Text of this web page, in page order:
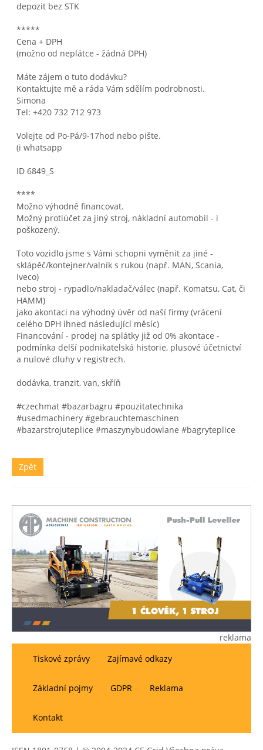
depozit bez STK
*****
Cena + DPH
(možno od neplátce - žádná DPH)
Máte zájem o tuto dodávku?
Kontaktujte mě a ráda Vám sdělím podrobnosti.
Simona
Tel: +420 732 712 973
Volejte od Po-Pá/9-17hod nebo pište.
(i whatsapp
ID 6849_S
****
Možno výhodně financovat.
Možný protiúčet za jiný stroj, nákladní automobil - i
poškozený.
Toto vozidlo jsme s Vámi schopni vyměnit za jiné -
sklápěč/kontejner/valník s rukou (např. MAN, Scania,
Iveco)
nebo stroj - rypadlo/nakladač/válec (např. Komatsu, Cat, či
HAMM)
jako akontaci na výhodný úvěr od naší firmy (vrácení
celého DPH ihned následující měsíc)
Financování - prodej na splátky již od 0% akontace -
podmínka delší podnikatelská historie, plusové účetnictví
a nulové dluhy v registrech.
dodávka, tranzit, van, skříň
#czechmat #bazarbagru #pouzitatechnika
#usedmachinery #gebrauchtemaschinen
#bazarstrojuteplice #maszynybudowlane #bagryteplice
Zpět
reklama
Tiskové zprávy
Zajímavé odkazy
Základní pojmy GDPR Reklama
Kontakt